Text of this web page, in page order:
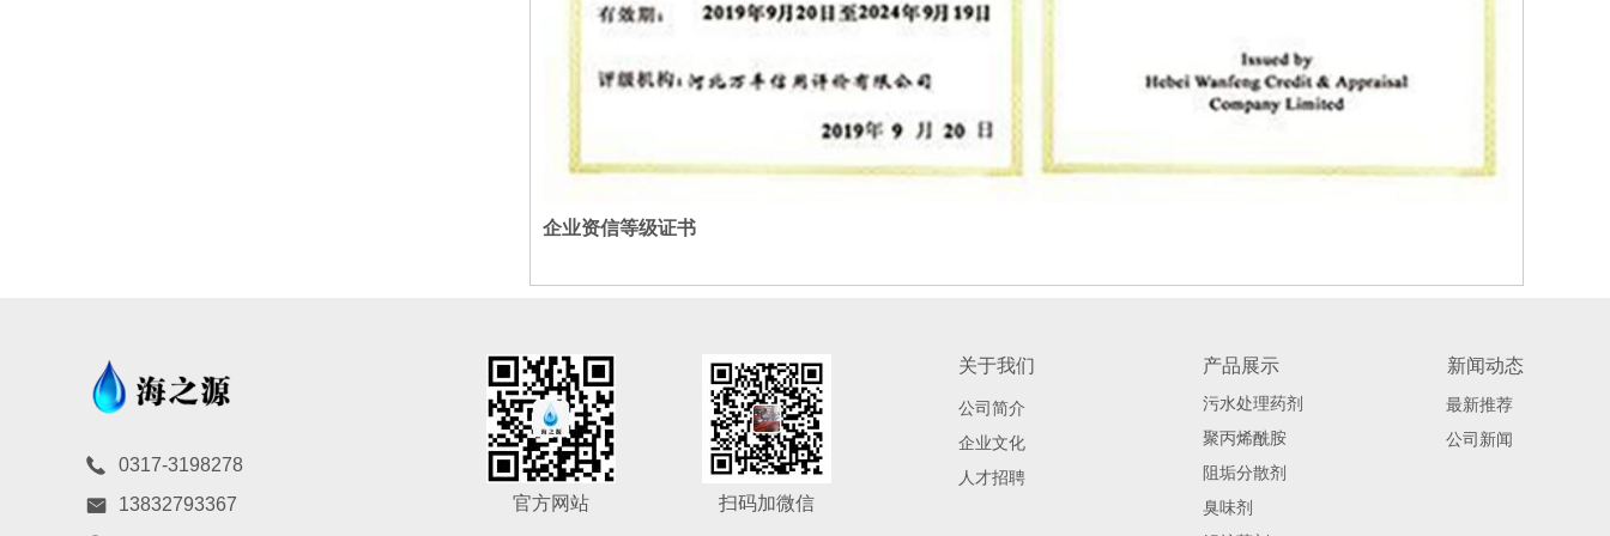
企业资信等级证书
公司简介
企业文化
人才招聘
污水处理药剂
聚丙烯酰胺
阻垢分散剂
臭味剂
最新推荐
公司新闻
0317-3198278
13832793367
官方网站
关于我们 产品展示 新闻动态
扫码加微信